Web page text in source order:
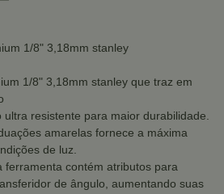
1/8" 3,18mm stanley
1/8" 3,18mm stanley que traz em
resistente para maior durabilidade.
amarelas fornece a máxima
de luz.
ferramenta contém atributos para
de ângulo, aumentando suas